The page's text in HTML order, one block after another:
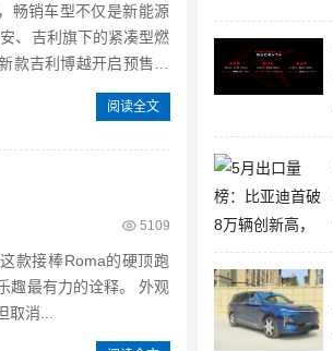
畅销车型不仅是新能源
、吉利旗下的紧凑型燃
阅读全文
5109
款接棒Roma的硬顶跑
有力的诠释。 外观
消...